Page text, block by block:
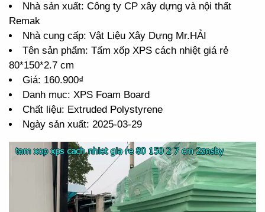
Nhà sản xuất: Công ty CP xây dựng và nội thất
Remak
Nhà cung cấp: Vật Liệu Xây Dựng Mr.HẢI
Tên sản phẩm: Tấm xốp XPS cách nhiệt giá rẻ
80*150*2.7 cm
Giá: 160.900₫
Danh mục: XPS Foam Board
Chất liệu: Extruded Polystyrene
Ngày sản xuất: 2025-03-29